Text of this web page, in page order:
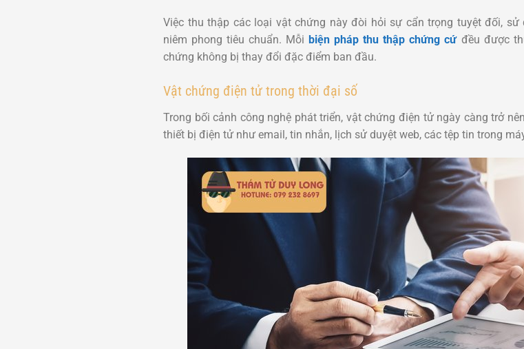
Việc thu thập các loại vật chứng này đòi hỏi sự cẩn trọng tuyệt đối, sử
niêm phong tiêu chuẩn. Mỗi biện pháp thu thập chứng cứđều được
chứng không bị thay đổi đặc điểm ban đầu.
Vật chứng điện tử trong thời đại số
Trong bối cảnh công nghệ phát triển, vật chứng điện tử ngày càng trở
thiết bị điện tử như email, tin nhắn, lịch sử duyệt web, các tệp tin trong